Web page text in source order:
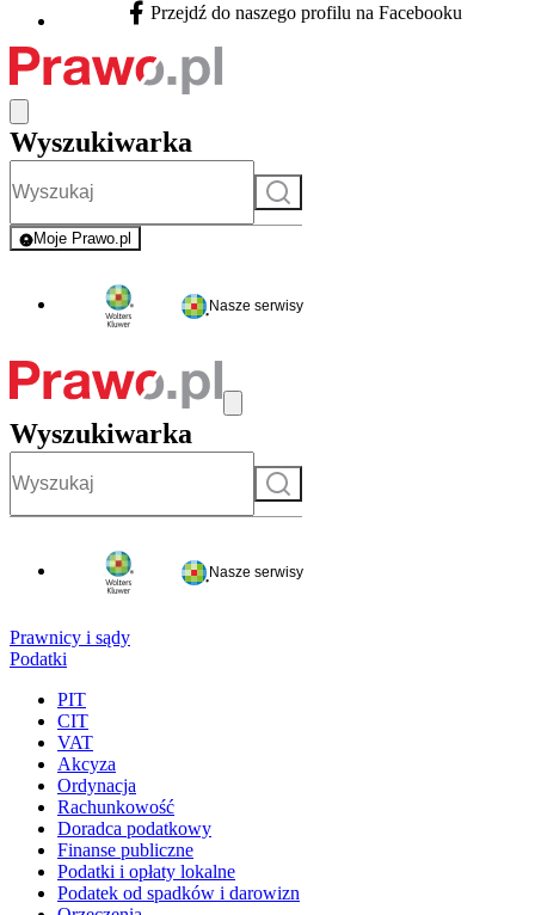
Facebook - otwiera się w nowej karcie
Przejdź do naszego profilu na Facebooku
Wyszukiwarka
Szukaj
Moje Prawo.pl
- rejestracja i logowanie do serwisu
Nasze serwisy
Wyszukiwarka
Szukaj
Nasze serwisy
Prawnicy i sądy
Podatki
PIT
CIT
VAT
Akcyza
Ordynacja
Rachunkowość
Doradca podatkowy
Finanse publiczne
Podatki i opłaty lokalne
Podatek od spadków i darowizn